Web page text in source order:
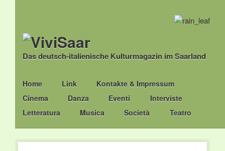
Das deutsch-italienische Kulturmagazin im Saarland
Main menu
Skip
to
content
Home Link
Kontakte & Impressum
Cinema
Danza Eventi
Interviste
Letteratura
Musica Società Teatro